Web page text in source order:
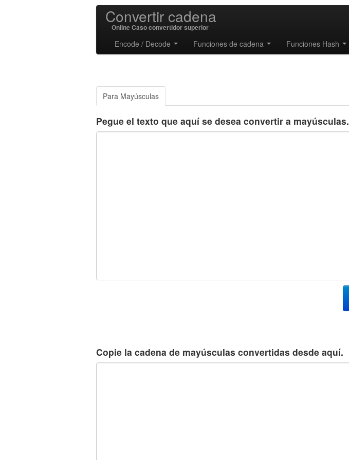
Convertir cadena
Online Caso convertidor superior
Encode / Decode Funciones de cadena Funciones Hash
Para Mayúsculas
Pegue el texto que aquí se desea convertir a mayúsculas.
Copie la cadena de mayúsculas convertidas desde aquí.